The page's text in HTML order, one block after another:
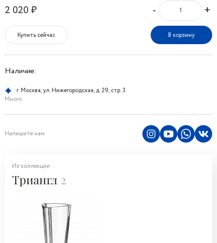
2 020 ₽ - +
Купить сейчас В корзину
Наличие:
г. Москва, ул. Нижегородская, д. 29, стр. 3
Много
Напишите нам
Из коллекции
Триангл 2